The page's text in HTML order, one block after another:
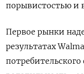
порывистостью и
Первое рынки
результатах